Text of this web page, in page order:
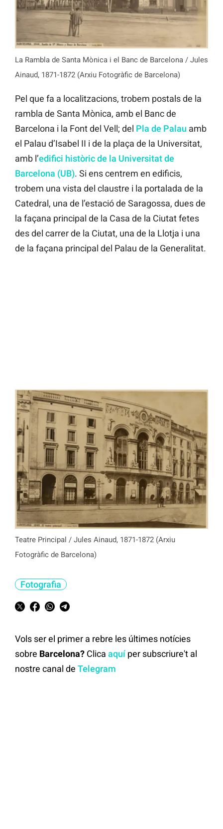
La Rambla de Santa Mònica i el Banc de Barcelona / Jules
Ainaud, 1871-1872 (Arxiu Fotogràfic de Barcelona)
Pel que fa a localitzacions, trobem postals de la
rambla de Santa Mònica, amb el Banc de
Barcelona i la Font del Vell; del Pla de Palau amb
el Palau d’Isabel II i de la plaça de la Universitat,
amb l’edifici històric de la Universitat de
Barcelona (UB). Si ens centrem en edificis,
trobem una vista del claustre i la portalada de la
Catedral, una de l’estació de Saragossa, dues de
la façana principal de la Casa de la Ciutat fetes
des del carrer de la Ciutat, una de la Llotja i una
de la façana principal del Palau de la Generalitat.
Teatre Principal / Jules Ainaud, 1871-1872 (Arxiu
Fotogràfic de Barcelona)
Fotografia
Vols ser el primer a rebre les últimes notícies
sobre Barcelona? Clica aquíper subscriure't al
nostre canal de Telegram